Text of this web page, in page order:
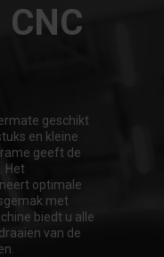
CNC
geschikt
en kleine
geeft de
Het
optimale
met
biedt u alle
van de